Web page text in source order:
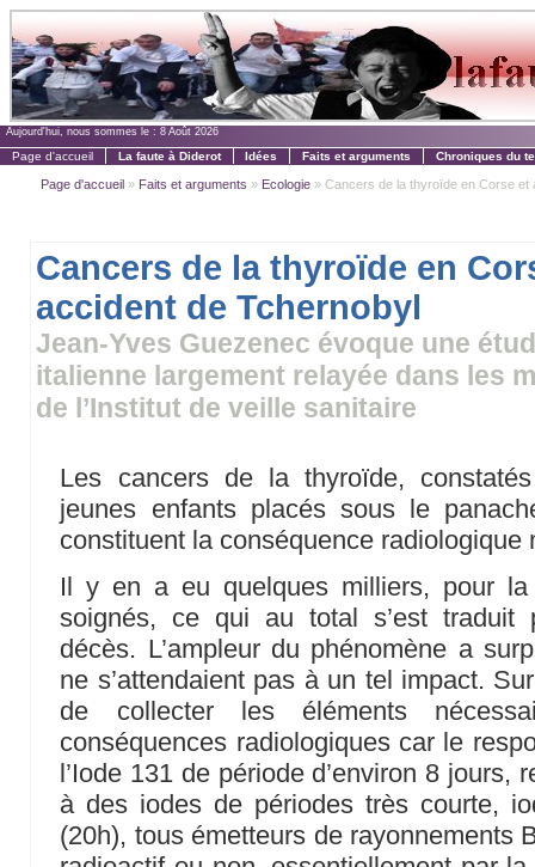
Aujourd'hui, nous sommes le : 8 Août 2026
Page d'accueil La faute à Diderot Idées Faits et arguments Chroniques du
Page d'accueil » Faits et arguments » Ecologie » Cancers de la thyroïde en Corse et
Cancers de la thyroïde en
accident de Tchernobyl
Jean-Yves Guezenec évoque une
italienne largement relayée dans les
de l’Institut de veille sanitaire
Les cancers de la thyroïde,
jeunes enfants placés sous le
constituent la conséquence radiologique
Il y en a eu quelques milliers, pour la
soignés, ce qui au total s’est traduit
décès. L’ampleur du phénomène a
ne s’attendaient pas à un tel impact.
de collecter les éléments
conséquences radiologiques car le
l’Iode 131 de période d’environ 8 jours,
à des iodes de périodes très courte,
(20h), tous émetteurs de rayonnements